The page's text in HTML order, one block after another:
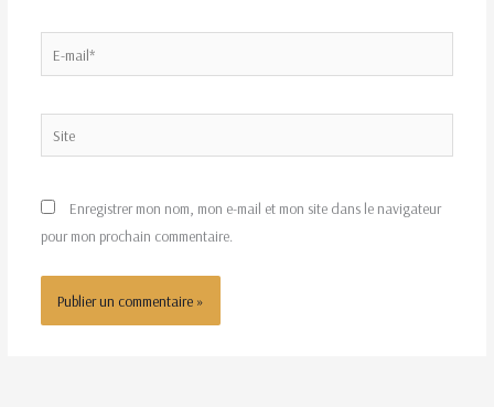
mail*
Enregistrer mon nom, mon e-mail et mon site dans le navigateur
pour mon prochain commentaire.